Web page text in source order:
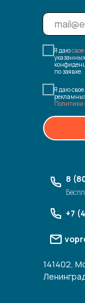
Я даю
по заявке.
Я даю свое
Политики
8
141402,
+7